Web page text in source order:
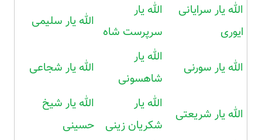
الله یار سرایانی
ایوری
الله یار
سرپرست شاه
الله یار سلیمی
الله یار سورنی
الله یار
شاهسونی
الله یار شجاعی
الله یار شریعتی
الله یار
شکریان زینی
الله یار شیخ
حسینی